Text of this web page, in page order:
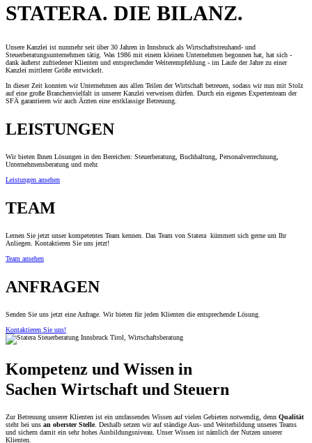
STATERA. DIE BILANZ.
Unsere Kanzlei ist nunmehr seit über 30 Jahren in Innsbruck als Wirtschaftstreuhand- und
Steuerberatungsunternehmen tätig. Was 1986 mit einem kleinen Unternehmen begonnen hat, hat sich -
dank äußerst zufriedener Klienten und entsprechender Weiterempfehlung - im Laufe der Jahre zu einer
Kanzlei mittlerer Größe entwickelt.
In dieser Zeit konnten wir Unternehmen aus allen Teilen der Wirtschaft betreuen, sodass wir nun mit Stolz
auf eine große Branchenvielfalt in unserer Kanzlei verweisen dürfen. Durch ein eigenes Expertenteam der
SFÄ garantieren wir auch Ärzten eine erstklassige Betreuung.
LEISTUNGEN
Wir bieten Ihnen Lösungen in den Bereichen: Steuerberatung, Buchhaltung, Personalverrechnung,
Unternehmensberatung und mehr.
Leistungen ansehen
TEAM
Lernen Sie jetzt unser kompetentes Team kennen. Das Team von Statera kümmert sich gerne um Ihr
Anliegen. Kontaktieren Sie uns jetzt!
Team ansehen
ANFRAGEN
Senden Sie uns jetzt eine Anfrage. Wir bieten für jeden Klienten die entsprechende Lösung.
Kontaktieren Sie uns!
Kompetenz und Wissen in
Sachen Wirtschaft und Steuern
Zur Betreuung unserer Klienten ist ein umfassendes Wissen auf vielen Gebieten notwendig, denn Qualität
steht bei uns an oberster Stelle. Deshalb setzen wir auf ständige Aus- und Weiterbildung unseres Teams
und sichern damit ein sehr hohes Ausbildungsniveau. Unser Wissen ist nämlich der Nutzen unserer
Klienten.